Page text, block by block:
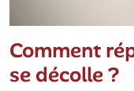
Comment
se décolle ?